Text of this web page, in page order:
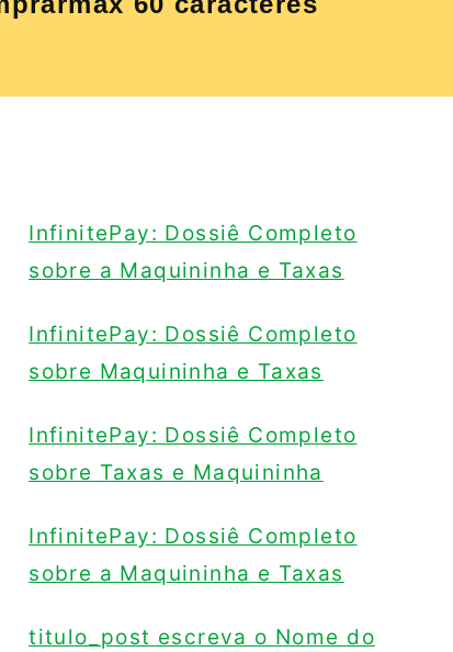
InfinitePay: Dossiê Completo
sobre a Maquininha e Taxas
InfinitePay: Dossiê Completo
sobre Maquininha e Taxas
InfinitePay: Dossiê Completo
sobre Taxas e Maquininha
InfinitePay: Dossiê Completo
sobre a Maquininha e Taxas
titulo_post escreva o Nome do